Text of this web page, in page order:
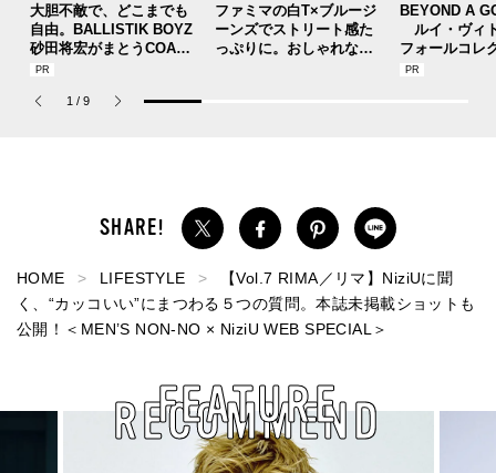
大胆不敵で、どこまでも
自由。BALLISTIK BOYZ
砂田将宏がまとうCOACH
の新作フレグランス「コ
パルファム」
ファミマの白T×ブルージ
ーンズでストリート感た
っぷりに。おしゃれな人
BEYOND A
ルイ・ヴィ
フォールコレ
描くプレッピ
1 / 9
HOME LIFESTYLE
【Vol.7 RIMA／リマ】NiziUに聞
く、“カッコいい”にまつわる５つの質問。本誌未掲載ショットも
公開！＜MEN’S NON-NO × NiziU WEB SPECIAL＞
RECOMMEND
FEATURE